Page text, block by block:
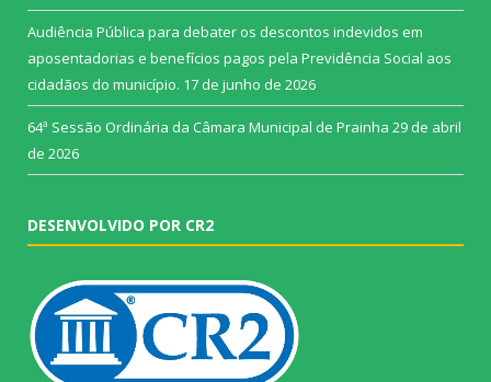
Audiência Pública para debater os descontos indevidos em
aposentadorias e benefícios pagos pela Previdência Social aos
cidadãos do município. 17 de junho de 2026
64ª Sessão Ordinária da Câmara Municipal de Prainha 29 de abril
de 2026
DESENVOLVIDO POR CR2